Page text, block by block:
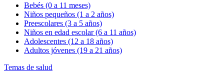
Bebés (0 a 11 meses)
Niños pequeños (1 a 2 años)
Preescolares (3 a 5 años)
Niños en edad escolar (6 a 11 años)
Adolescentes (12 a 18 años)
Adultos jóvenes (19 a 21 años)
Temas de salud